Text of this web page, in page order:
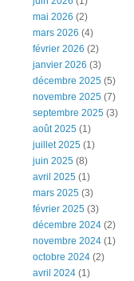
mai 2026 (2)
mars 2026 (4)
février 2026 (2)
janvier 2026 (3)
décembre 2025 (5)
novembre 2025 (7)
septembre 2025 (3)
août 2025 (1)
juillet 2025 (1)
juin 2025 (8)
avril 2025 (1)
mars 2025 (3)
février 2025 (3)
décembre 2024 (2)
novembre 2024 (1)
octobre 2024 (2)
avril 2024 (1)